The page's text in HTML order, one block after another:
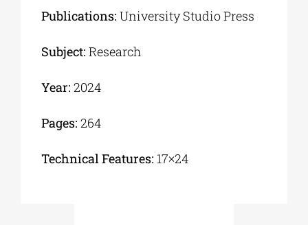
Publications: University Studio Press
Subject: Research
Year: 2024
Pages: 264
Technical Features: 17×24